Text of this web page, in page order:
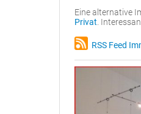
Eine alternative
Privat .
RSS Feed